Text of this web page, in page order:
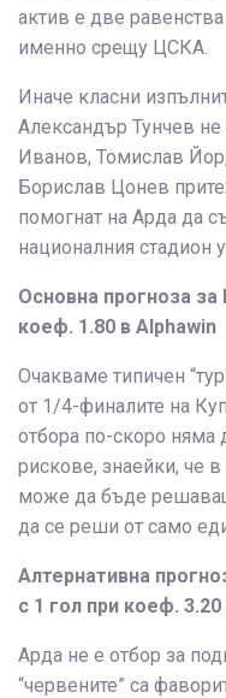
актив е две
именно срещу ЦСКА.
Иначе класни
Александър Тунчев не
Иванов, Томислав
Борислав Цонев
помогнат на Арда да
националния стадион
Основна прогноза
коеф. 1.80 в Alphawin
Очакваме типичен
от 1/4-финалите на
отбора по-скоро
рискове, знаейки, че
може да бъде
да се реши от само
Алтернативна
с 1 гол при коеф.
Арда не е отбор за
“червените” са